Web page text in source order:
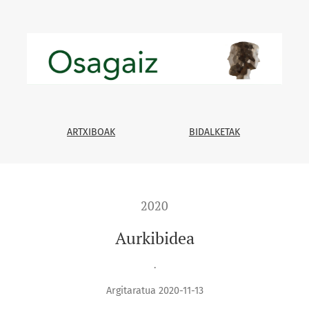
ARTXIBOAK BIDALKETAK
2020
Aurkibidea
.
Argitaratua 2020-11-13